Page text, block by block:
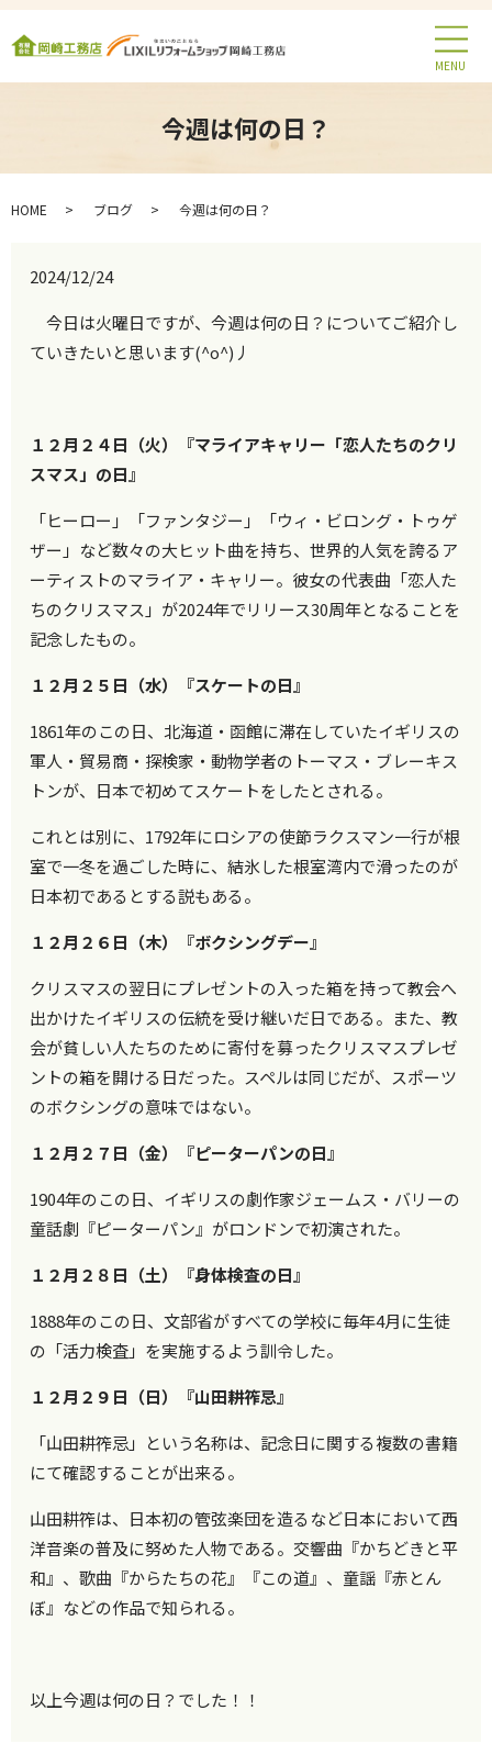
MENU
今週は何の日？
HOME ブログ 今週は何の日？
2024/12/24
今日は火曜日ですが、今週は何の日？についてご紹介し
ていきたいと思います(^o^)丿
１２月２４日（火）『マライアキャリー「恋人たちのクリ
スマス」の日』
「ヒーロー」「ファンタジー」「ウィ・ビロング・トゥゲ
ザー」など数々の大ヒット曲を持ち、世界的人気を誇るア
ーティストのマライア・キャリー。彼女の代表曲「恋人た
ちのクリスマス」が2024年でリリース30周年となることを
記念したもの。
１２月２５日（水）『スケートの日』
1861年のこの日、北海道・函館に滞在していたイギリスの
軍人・貿易商・探検家・動物学者のトーマス・ブレーキス
トンが、日本で初めてスケートをしたとされる。
これとは別に、1792年にロシアの使節ラクスマン一行が根
室で一冬を過ごした時に、結氷した根室湾内で滑ったのが
日本初であるとする説もある。
１２月２６日（木）『ボクシングデー』
クリスマスの翌日にプレゼントの入った箱を持って教会へ
出かけたイギリスの伝統を受け継いだ日である。また、教
会が貧しい人たちのために寄付を募ったクリスマスプレゼ
ントの箱を開ける日だった。スペルは同じだが、スポーツ
のボクシングの意味ではない。
１２月２７日（金）『ピーターパンの日』
1904年のこの日、イギリスの劇作家ジェームス・バリーの
童話劇『ピーターパン』がロンドンで初演された。
１２月２８日（土）『身体検査の日』
1888年のこの日、文部省がすべての学校に毎年4月に生徒
の「活力検査」を実施するよう訓令した。
１２月２９日（日）『山田耕筰忌』
「山田耕筰忌」という名称は、記念日に関する複数の書籍
にて確認することが出来る。
山田耕筰は、日本初の管弦楽団を造るなど日本において西
洋音楽の普及に努めた人物である。交響曲『かちどきと平
和』、歌曲『からたちの花』『この道』、童謡『赤とん
ぼ』などの作品で知られる。
以上今週は何の日？でした！！